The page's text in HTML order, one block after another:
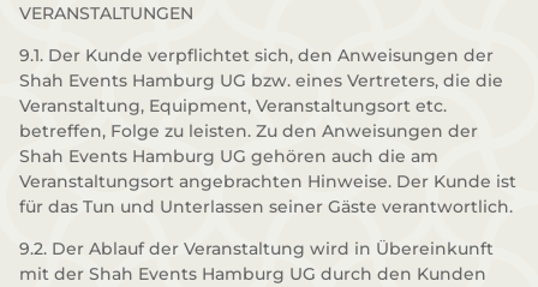
VERANSTALTUNGEN
9.1. Der Kunde verpflichtet sich, den Anweisungen der
Shah Events Hamburg UG bzw. eines Vertreters, die die
Veranstaltung, Equipment, Veranstaltungsort etc.
betreffen, Folge zu leisten. Zu den Anweisungen der
Shah Events Hamburg UG gehören auch die am
Veranstaltungsort angebrachten Hinweise. Der Kunde ist
für das Tun und Unterlassen seiner Gäste verantwortlich.
9.2. Der Ablauf der Veranstaltung wird in Übereinkunft
mit der Shah Events Hamburg UG durch den Kunden